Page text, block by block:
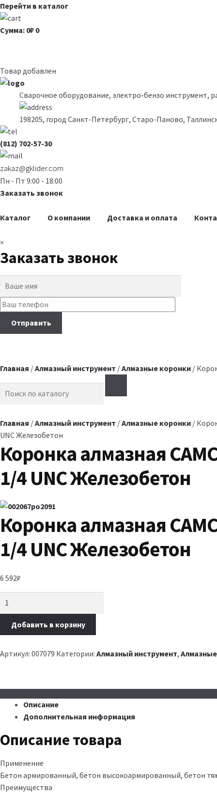
Перейти в каталог
Сумма: 0₽ 0
Товар добавлен
Сварочное оборудование, электро-бензо инструмент,
198205, город Санкт-Петербург, Старо-Паново,
(812) 702-57-30
zakaz@gklider.com
Пн - Пт 9:00 - 18:00
Заказать звонок
Каталог О компании Доставка и оплата
×
Заказать звонок
Главная /Алмазный инструмент /Алмазные коронки /
Search for:
Главная /Алмазный инструмент /Алмазные коронки /
UNC Железобетон
Коронка алмазная
1/4 UNC Железобетон
Коронка алмазная
1/4 UNC Железобетон
6 592₽
Добавить в корзину
Артикул: 007079 Категории: Алмазный инструмент,
Описание
Дополнительная информация
Описание товара
Применение
Бетон армированный, бетон высокоармированный, бетон
Преимущества